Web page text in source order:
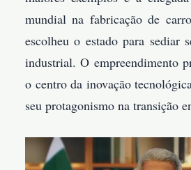
mundial na fabricação de
escolheu o estado para sediar
industrial. O empreendimento
o centro da inovação
seu protagonismo na transição